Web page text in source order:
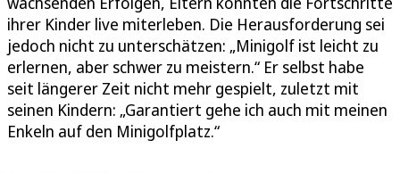
ihrer Kinder live miterleben. Die Herausforderung sei
jedoch nicht zu unterschätzen: „Minigolf ist leicht zu
erlernen, aber schwer zu meistern.“ Er selbst habe
seit längerer Zeit nicht mehr gespielt, zuletzt mit
seinen Kindern: „Garantiert gehe ich auch mit meinen
Enkeln auf den Minigolfplatz.“